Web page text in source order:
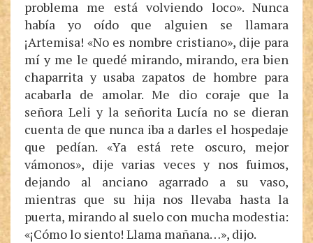
problema me está volviendo loco». Nunca
había yo oído que alguien se llamara
¡Artemisa! «No es nombre cristiano», dije para
mí y me le quedé mirando, mirando, era bien
chaparrita y usaba zapatos de hombre para
acabarla de amolar. Me dio coraje que la
señora Leli y la señorita Lucía no se dieran
cuenta de que nunca iba a darles el hospedaje
que pedían. «Ya está rete oscuro, mejor
vámonos», dije varias veces y nos fuimos,
dejando al anciano agarrado a su vaso,
mientras que su hija nos llevaba hasta la
puerta, mirando al suelo con mucha modestia:
«¡Cómo lo siento! Llama mañana…», dijo.